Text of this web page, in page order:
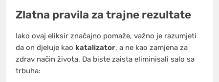
Zlatna pravila za trajne rezultate
Iako ovaj eliksir značajno pomaže, važno je razumjeti
da on djeluje kao katalizator, a ne kao zamjena za
zdrav način života. Da biste zaista eliminisali salo sa
trbuha: